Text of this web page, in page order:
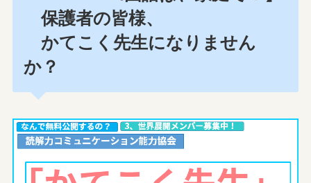
保護者の皆様、
かてこく先生になりません
か？